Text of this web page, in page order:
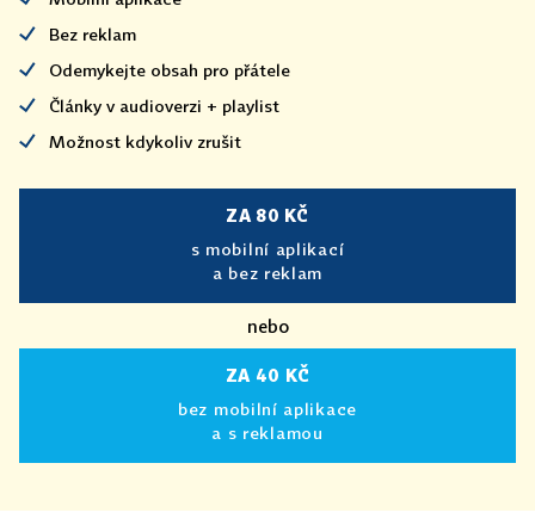
Bez reklam
Odemykejte obsah pro přátele
Články v audioverzi + playlist
Možnost kdykoliv zrušit
ZA 80 KČ
s mobilní aplikací
a bez reklam
nebo
ZA 40 KČ
bez mobilní aplikace
a s reklamou